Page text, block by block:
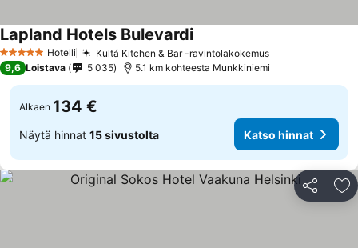
5 Tähtiluokitus
Hotelli Kultá Kitchen & Bar -ravintolakokemus
Lapland Hotels Bulevardi
9,6 Loistava 5 035 5.1 km kohteesta Munkkiniemi
Alkaen 134 €
Näytä hinnat 15 sivustolta Katso hinnat
Jaa